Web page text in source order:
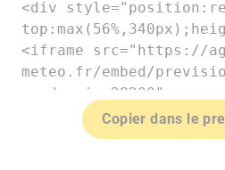
Copier dans le